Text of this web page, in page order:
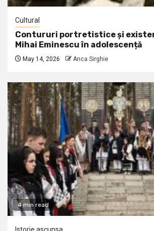
Cultural
Contururi portretistice și
Mihai Eminescu în adolescență
May 14, 2026 Anca Sirghie
4 min read